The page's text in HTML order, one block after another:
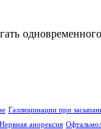
Галлюцинации при
Нервная анорексия